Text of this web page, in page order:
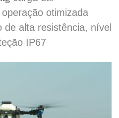
otimizada
alta resistência, nível
IP67